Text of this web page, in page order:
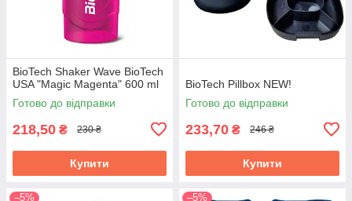
BioTech Shaker Wave BioTech
USA "Magic Magenta" 600 ml
Готово до відправки
218,50 ₴ 230 ₴
Купити
BioTech Pillbox NEW!
Готово до відправки
233,70 ₴ 246 ₴
Купити
–5% –5%